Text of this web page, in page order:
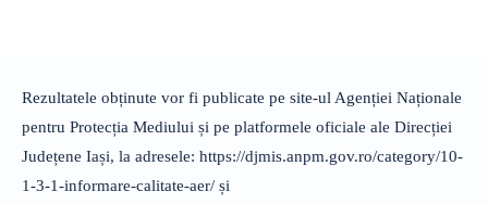
Rezultatele obținute vor fi publicate pe site-ul Agenției Naționale
pentru Protecția Mediului și pe platformele oficiale ale Direcției
Județene Iași, la adresele: https://djmis.anpm.gov.ro/category/10-
1-3-1-informare-calitate-aer/ și